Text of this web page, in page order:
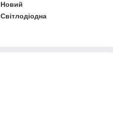
Новий
Світлодіодна